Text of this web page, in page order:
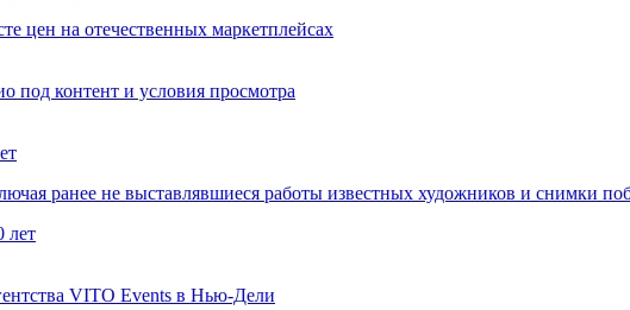
под контент и условия просмотра
ранее не выставлявшиеся работы известных художников и снимки
VITO Events в Нью-Дели